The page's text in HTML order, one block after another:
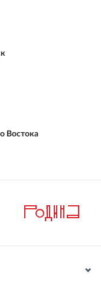
Востока